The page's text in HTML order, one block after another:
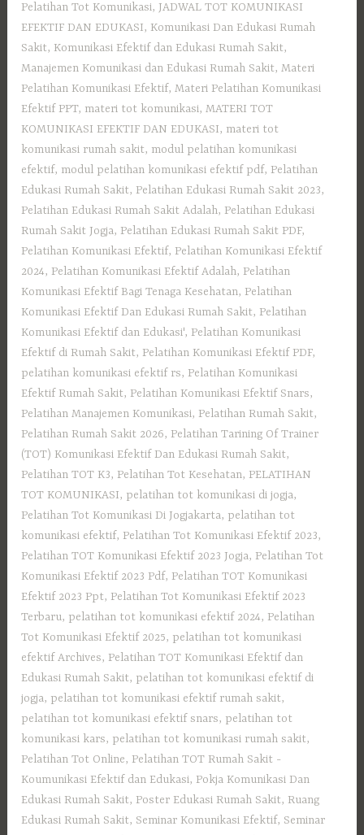
Pelatihan Tot Komunikasi, JADWAL TOT KOMUNIKASI
EFEKTIF DAN EDUKASI, Komunikasi Dan Edukasi Rumah
Sakit, Komunikasi Efektif dan Edukasi Rumah Sakit,
Manajemen Komunikasi dan Edukasi Rumah Sakit,Materi
Pelatihan Komunikasi Efektif,Materi Pelatihan Komunikasi
Efektif PPT, materi tot komunikasi,MATERI TOT
KOMUNIKASI EFEKTIF DAN EDUKASI, materi tot
komunikasi rumah sakit, modul pelatihan komunikasi
efektif, modul pelatihan komunikasi efektif pdf, Pelatihan
Edukasi Rumah Sakit, Pelatihan Edukasi Rumah Sakit 2023,
Pelatihan Edukasi Rumah Sakit Adalah, Pelatihan Edukasi
Rumah Sakit Jogja, Pelatihan Edukasi Rumah Sakit PDF,
Pelatihan Komunikasi Efektif, Pelatihan Komunikasi Efektif
2024, Pelatihan Komunikasi Efektif Adalah, Pelatihan
Komunikasi Efektif Bagi Tenaga Kesehatan, Pelatihan
Komunikasi Efektif Dan Edukasi Rumah Sakit, Pelatihan
Komunikasi Efektif dan Edukasi', Pelatihan Komunikasi
Efektif di Rumah Sakit, Pelatihan Komunikasi Efektif PDF,
pelatihan komunikasi efektif rs, Pelatihan Komunikasi
Efektif Rumah Sakit, Pelatihan Komunikasi Efektif Snars,
Pelatihan Manajemen Komunikasi, Pelatihan Rumah Sakit‎,
Pelatihan Rumah Sakit 2026, Pelatihan Tarining Of Trainer
(TOT) Komunikasi Efektif Dan Edukasi Rumah Sakit,
Pelatihan TOT K3, Pelatihan Tot Kesehatan, PELATIHAN
TOT KOMUNIKASI, pelatihan tot komunikasi di jogja,
Pelatihan Tot Komunikasi Di Jogjakarta, pelatihan tot
komunikasi efektif, Pelatihan Tot Komunikasi Efektif 2023,
Pelatihan TOT Komunikasi Efektif 2023 Jogja, Pelatihan Tot
Komunikasi Efektif 2023 Pdf, Pelatihan TOT Komunikasi
Efektif 2023 Ppt, Pelatihan Tot Komunikasi Efektif 2023
Terbaru, pelatihan tot komunikasi efektif 2024, Pelatihan
Tot Komunikasi Efektif 2025, pelatihan tot komunikasi
efektif Archives, Pelatihan TOT Komunikasi Efektif dan
Edukasi Rumah Sakit, pelatihan tot komunikasi efektif di
jogja, pelatihan tot komunikasi efektif rumah sakit,
pelatihan tot komunikasi efektif snars, pelatihan tot
komunikasi kars, pelatihan tot komunikasi rumah sakit,
Pelatihan Tot Online, Pelatihan TOT Rumah Sakit -
Koumunikasi Efektif dan Edukasi, Pokja Komunikasi Dan
Edukasi Rumah Sakit, Poster Edukasi Rumah Sakit, Ruang
Edukasi Rumah Sakit, Seminar Komunikasi Efektif, Seminar